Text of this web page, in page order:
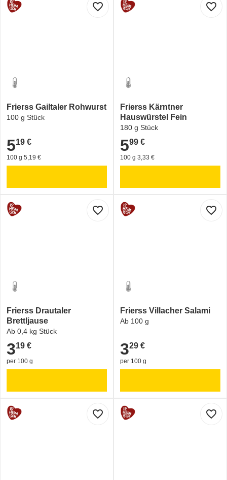
favorite_border
Frierss Gailtaler Rohwurst
100 g Stück
5,19 €
519 €
100 g 5,19 €
favorite_border
Frierss Kärntner
Hauswürstel Fein
180 g Stück
5,99 €
599 €
100 g 3,33 €
favorite_border
Frierss Drautaler
Brettljause
Ab 0,4 kg Stück
3,19 €
319 €
per 100 g
favorite_border
Frierss Villacher Salami
Ab 100 g
3,29 €
329 €
per 100 g
favorite_border favorite_border